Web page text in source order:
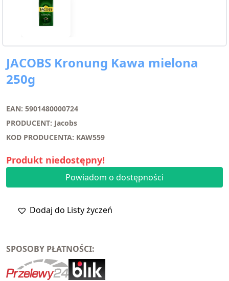
JACOBS Kronung Kawa mielona
250g
EAN: 5901480000724
PRODUCENT: Jacobs
KOD PRODUCENTA: KAW559
Produkt niedostępny!
Powiadom o dostępności
Dodaj do Listy życzeń
SPOSOBY PŁATNOŚCI: